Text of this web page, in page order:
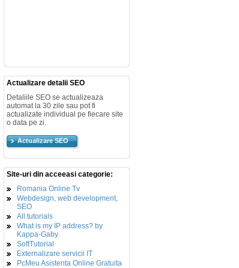
Actualizare detalii SEO
Detaliile SEO se actualizeaza
automat la 30 zile sau pot fi
actualizate individual pe fiecare site
o data pe zi.
Actualizare SEO
Site-uri din acceeasi categorie:
Romania Online Tv
Webdesign, web development,
SEO
All tutorials
What is my IP address? by
Kappa-Gaby
SoftTutorial
Externalizare servicii IT
PcMeu Asistenta Online Gratuita